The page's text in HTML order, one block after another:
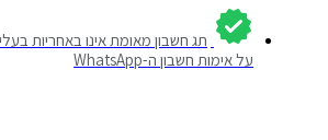
תג חשבון מאומת אינו באחריות בעלי
על אימות חשבון ה-WhatsApp